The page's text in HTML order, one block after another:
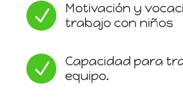
N
Motivación y
trabajo con niños
N
Capacidad para
equipo.